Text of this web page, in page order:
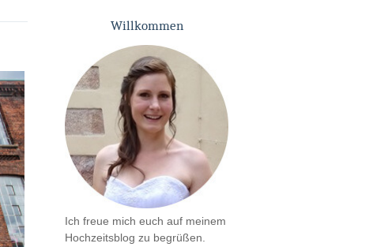
Willkommen
Ich freue mich euch auf meinem
Hochzeitsblog zu begrüßen.